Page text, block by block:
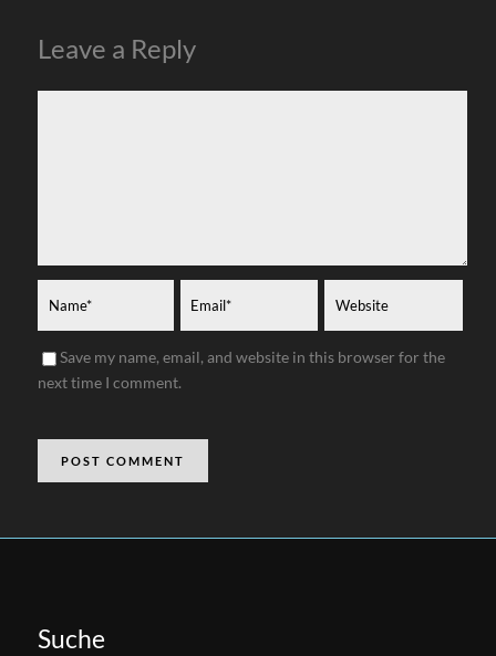
Leave a Reply
Save my name, email, and website in this browser for the
next time I comment.
Suche